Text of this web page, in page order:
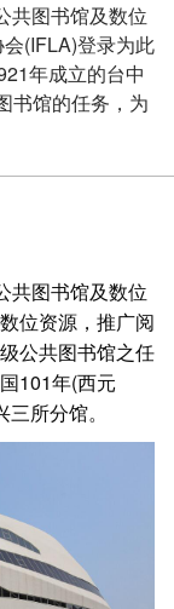
共图书馆及数位
(IFLA)登录为此
年成立的台中
书馆的任务，为
共图书馆及数位
位资源，推广阅
公共图书馆之任
101年(西元
所分馆。